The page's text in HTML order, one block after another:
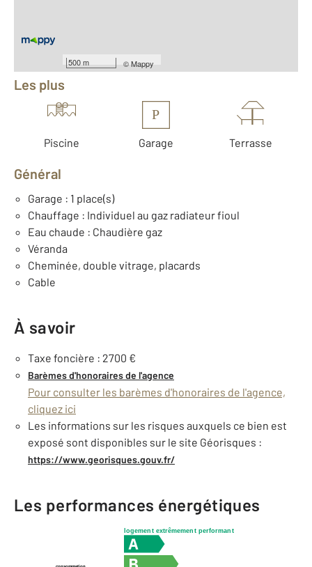
500 m ©Mappy
Équipements
Les plus
Piscine
P
Garage Terrasse
Général
Garage : 1 place(s)
Chauffage : Individuel au gaz radiateur fioul
Eau chaude : Chaudière gaz
Véranda
Cheminée, double vitrage, placards
Cable
À savoir
Taxe foncière : 2700 €
Barèmes d'honoraires de l'agence
Pour consulter les barèmes d'honoraires de l'agence,
cliquez ici
Les informations sur les risques auxquels ce bien est
exposé sont disponibles sur le site Géorisques :
https://www.georisques.gouv.fr/
Les performances énergétiques
logement extrêmement performant